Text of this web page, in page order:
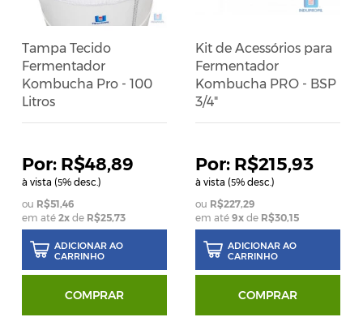
Tampa Tecido
Fermentador
Kombucha Pro - 100
Litros
R$48,89
à vista (5% desc.)
R$51,46
em até2x de R$25,73
ADICIONAR AO
CARRINHO
COMPRAR
Kit de Acessórios para
Fermentador
Kombucha PRO - BSP
3/4"
R$215,93
à vista (5% desc.)
R$227,29
em até9x de R$30,15
ADICIONAR AO
CARRINHO
COMPRAR